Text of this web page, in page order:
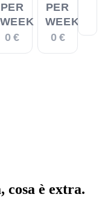
PER
WEEK
0 €
PER
WEEK
0 €
cosa è extra.